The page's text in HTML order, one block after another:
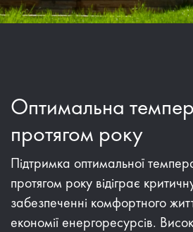
Оптимальна
протягом року
Підтримка оптимальної
протягом року відіграє
забезпеченні комфортного
економії енергоресурсів.